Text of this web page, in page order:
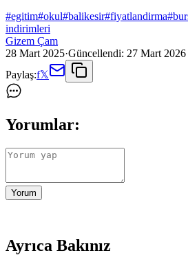
#egitim#okul#balikesir#fiyatlandirma#
indirimleri
Gizem Çam
28 Mart 2025·Güncellendi: 27 Mart 2026
Paylaş:f𝕏
Yorumlar:
Yorum
Ayrıca Bakınız